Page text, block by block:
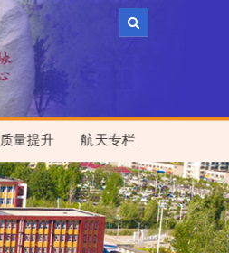
质量提升 航天专栏